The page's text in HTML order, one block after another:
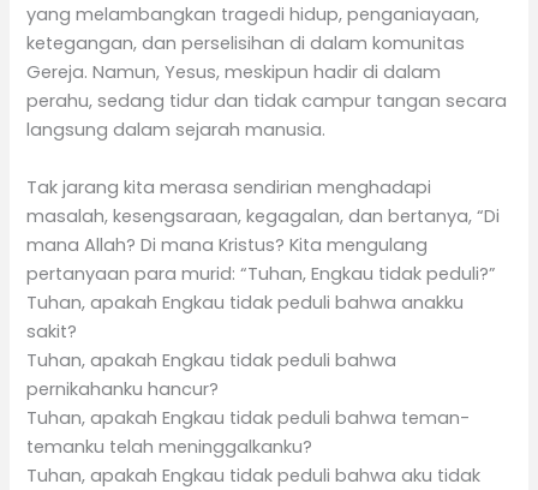
yang melambangkan tragedi hidup, penganiayaan,
ketegangan, dan perselisihan di dalam komunitas
Gereja. Namun, Yesus, meskipun hadir di dalam
perahu, sedang tidur dan tidak campur tangan secara
langsung dalam sejarah manusia.
Tak jarang kita merasa sendirian menghadapi
masalah, kesengsaraan, kegagalan, dan bertanya, “Di
mana Allah? Di mana Kristus? Kita mengulang
pertanyaan para murid: “Tuhan, Engkau tidak peduli?”
Tuhan, apakah Engkau tidak peduli bahwa anakku
sakit?
Tuhan, apakah Engkau tidak peduli bahwa
pernikahanku hancur?
Tuhan, apakah Engkau tidak peduli bahwa teman-
temanku telah meninggalkanku?
Tuhan, apakah Engkau tidak peduli bahwa aku tidak